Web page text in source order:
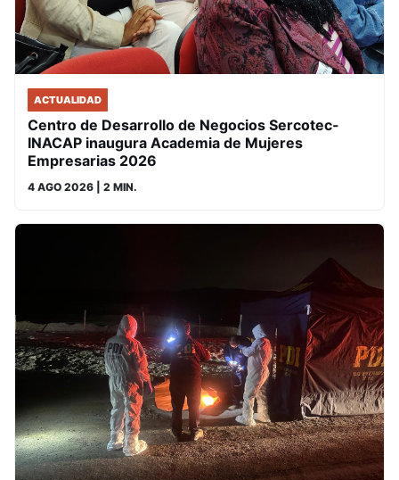
ACTUALIDAD
Centro de Desarrollo de Negocios Sercotec-
INACAP inaugura Academia de Mujeres
Empresarias 2026
4 AGO 2026 | 2 MIN.